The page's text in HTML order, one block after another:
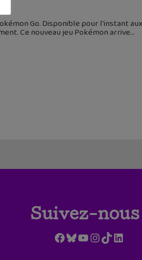
Go. Disponible pour l'instant
Ce nouveau jeu Pokémon arrive
Suivez-nous
Facebook
Bluesky
YouTube
Instagram
TikTok